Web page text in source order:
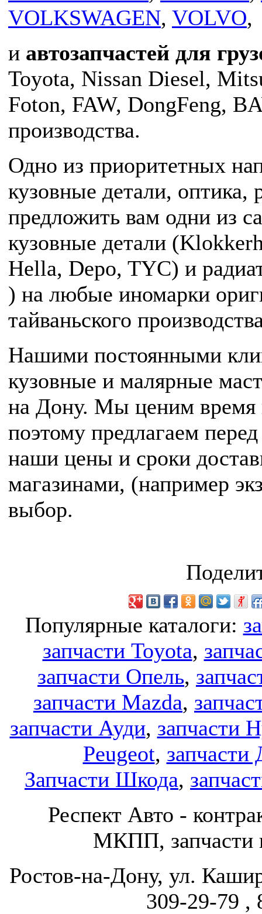
VOLKSWAGEN, VOLVO,
и автозапчастей для
Toyota, Nissan Diesel,
Foton, FAW, DongFeng,
производства.
Одно из приоритетных
кузовные детали,
предложить вам одни из
кузовные детали
Hella, Depo, TYC) и
) на любые иномарки
тайваньского
Нашими постоянными
кузовные и малярные
на Дону. Мы ценим время
поэтому предлагаем
наши цены и сроки
магазинами, (например
выбор.
Популярные каталоги:
запчасти Toyota,
запчасти Опель,
запчасти Mazda,
запчасти Ауди, запчасти
Peugeot, запчасти
Запчасти Шкода,
Респект Авто -
МКПП, запчасти
Ростов-на-Дону, ул.
309-29-79 ,